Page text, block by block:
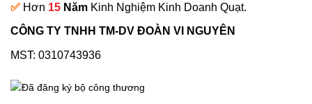
✅ Hơn 15 Năm Kinh Nghiệm Kinh Doanh Quạt.
CÔNG TY TNHH TM-DV ĐOÀN VI NGUYÊN
MST: 0310743936